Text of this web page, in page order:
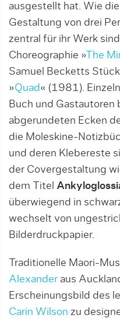
ausgestellt hat. Wie
Gestaltung von drei
zentral für ihr Werk
Choreographie »The
Samuel Becketts
»Quad« (1981).
Buch und Gastautoren
abgerundeten Ecken
die Moleskine-
und deren Klebereste
der Covergestaltung
dem Titel
überwiegend in
wechselt von
Bilderdruckpapier.
Traditionelle Maori-
Alexander aus
Erscheinungsbild des
Carin Wilson zu